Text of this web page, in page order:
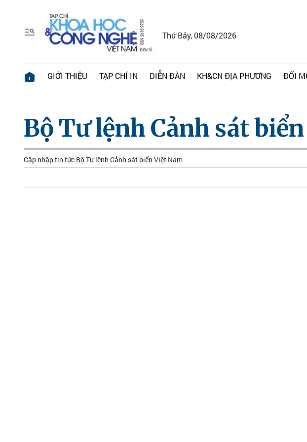
Thứ Bảy, 08/08/2026
GIỚI THIỆU TẠP CHÍ IN DIỄN ĐÀN KH&CN ĐỊA PHƯƠNG ĐỔI
Bộ Tư lệnh Cảnh sát
Cập nhập tin tức Bộ Tư lệnh Cảnh sát biển Việt Nam